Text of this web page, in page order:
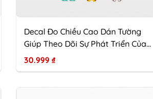
Decal Đo Chiều Cao Dán Tường
Giúp Theo Dõi Sự Phát Triển Của
Bé
30.999 ₫